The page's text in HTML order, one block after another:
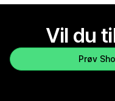
Vil du
Prøv